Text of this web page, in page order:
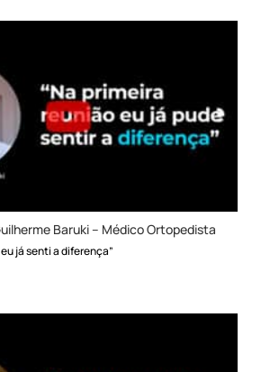
Baruki – Médico Ortopedista
já senti a diferença”